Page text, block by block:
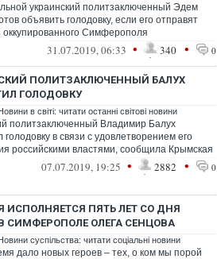
украинский политзаключенный Эдем
объявить голодовку, если его отправят
оккупированного Симферополя
31.07.2019, 06:33 • 340 • 0
ПОЛИТЗАКЛЮЧЕННЫЙ БАЛУХ
ГОЛОДОВКУ
в світі: читати останні світові новини
политзаключенный Владимир Балух
голодовку в связи с удовлетворением его
российскими властями, сообщила Крымская
07.07.2019, 19:25 • 2882 • 0
ИСПОЛНЯЕТСЯ ПЯТЬ ЛЕТ СО ДНЯ
СИМФЕРОПОЛЕ ОЛЕГА СЕНЦОВА
суспільства: читати соціальні новини
дало новых героев – тех, о ком мы порой